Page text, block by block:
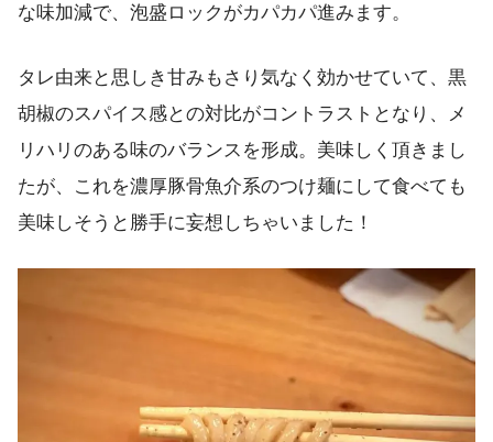
な味加減で、泡盛ロックがカパカパ進みます。
タレ由来と思しき甘みもさり気なく効かせていて、黒
胡椒のスパイス感との対比がコントラストとなり、メ
リハリのある味のバランスを形成。美味しく頂きまし
たが、これを濃厚豚骨魚介系のつけ麺にして食べても
美味しそうと勝手に妄想しちゃいました！